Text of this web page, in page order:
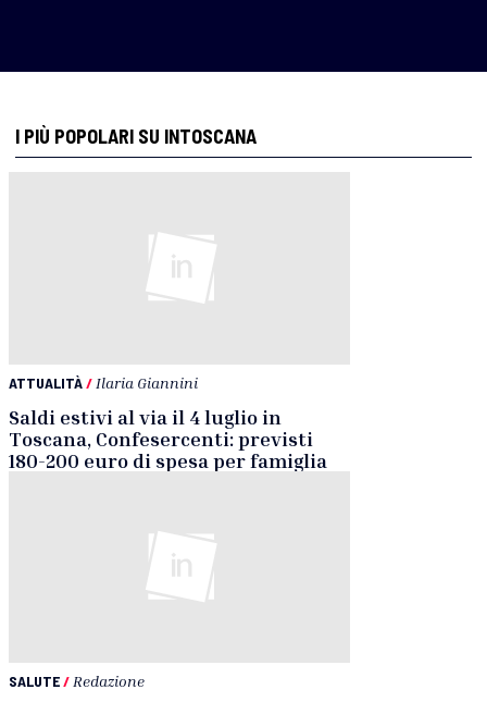
I PIÙ POPOLARI SU INTOSCANA
ATTUALITÀ/ Ilaria Giannini
Saldi estivi al via il 4 luglio in
Toscana, Confesercenti: previsti
180-200 euro di spesa per famiglia
SALUTE/ Redazione